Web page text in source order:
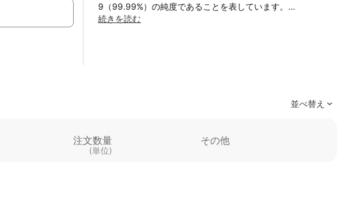
9（99.99%）の純度であることを表しています。
-. 過酷な環境でも長期間使用可能
続きを読む
並べ替え
注文数量
(単位)
その他